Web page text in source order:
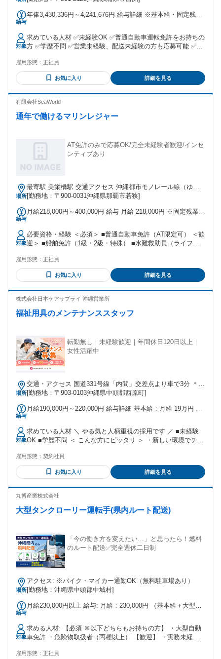
給与
年俸3,430,336円～4,241,676円 給与詳細 ※基本給・固定残業
代：あり 1年あたり39万3336円 〜 49万1676円（固定残業時
間：1年あたり21時間） 固定残業時間を超えた勤務時間につ
いては別途残業代を支給する 【一律手当】 全員に一律で支払
われる通勤・皆勤・家族手当金額：なし 全員に一律で支払わ
手当を別途支給 ✅昇給年1回（4月） ✅賞与年3回（3月・7
月・12月）
対象
求めている人材 ✅未経験OK ✅普通自動車運転免許をお持ちの
方 ✅学歴不問 ✅営業未経験、配送未経験の方も応募可能 ✅営
歓迎 ⭐こんな方に向いています⭐ ￣￣￣￣￣￣￣￣￣￣￣￣
￣￣￣￣￣￣ ✅人との会話を大切にできる方 ✅コーヒーや食
品に興味がある方 ✅体を動かす仕事が好きな方 ✅自分で考え
雇用形態： 正社員
お気に入り 詳細を見る
有限会社SeaWorld
通年で働けるマリンレジャー
AT免許のみで応募OK/完全未経験者歓迎/インセ
ンティブあり
場所
最寄駅 美栄橋駅 交通アクセス 沖縄都市モノレール線（ゆい
レール） 「美栄橋駅」より徒歩11分 ★車通勤OK／バイク通
[勤務地：〒900-0031沖縄県那覇市若狭]
給与
月給218,000円～400,000円 給与 月給 218,000円 ※固定残業
ず支給します ※給与額に固定残業代を含みます 固定残業代を
除いた金額：188,589円 ※固定残業時間超過分の労働について
は別途残業代を支給します ●昇給あり：基本的に年1回 →能力
により随時昇給 ●賞与あり：年2回/最大3~4ヶ月分 ■技術手当
なるとインセンティブが付きます！ ※上記インセンティブは
平均30万円程！
対象
必要資格・経験 ＜必須＞ ■普通自動車免許（AT限定可） ＜歓
迎＞ ■船舶免許（1級・2級・特殊） ■水難救助員（ライフセ
営業等の業務経験 ※資格・免許を所持していても実務経験を1
年程経ていただく事もあります
◆◇◆◇◆◇◆◇◆◇◆◇◆◇◆ ・未経験OK／スタッフのほ
ー歓迎 ・経験に応じてマネージャー採用あり
雇用形態： 正社員
お気に入り 詳細を見る
株式会社日本ケアサプライ 沖縄営業所
福祉用具のメンテナンススタッフ
転勤無し｜未経験歓迎｜年間休日120日以上｜
女性活躍中
場所
交通・アクセス 国道331号線「内間」交差点より車で3分 ＊車
通勤OK
[勤務地：〒903-0103沖縄県中頭郡西原町]
給与
月給190,000円～220,000円 給与詳細 基本給：月給 19万円 〜
れる通勤・皆勤・家族手当金額：なし 全員に一律で支払われ
るその他手当金額：なし
対象
求めている人材 ＼ やる気と人柄重視の採用です ／ ■未経験
OK ■学歴不問 ＜ こんな方にピッタリ ＞ ・新しい環境でチャ
で無理なく働きたい ・地元で腰を据えて働きたい ・人や社会
の役に立ちたい ・福祉介護業界に興味がある
雇用形態： 契約社員
お気に入り 詳細を見る
丸博産業株式会社
大型タンクローリー運転手(県内ルート配送)
「今の働き方を変えたい…」と思ったら！燃料
のルート配送✅完全週休二日制
場所
アクセス: ※バイク・マイカー通勤OK（無料駐車場あり）
[勤務地：沖縄県中頭郡中城村]
給与
月給230,000円以上 給与: 月給：230,000円 （基本給＋大型手
種資格手当あり ・交通費支給あり
対象
求める人材: 【必須 ※以下どちらもお持ちの方】 ・大型自動
車免許 ・危険物取扱者（丙種以上） 【歓迎】 ・実務未経験
庭との時間も大切にしたい方 ＼50代・60代の転職者も多数活
雇用形態： 正社員